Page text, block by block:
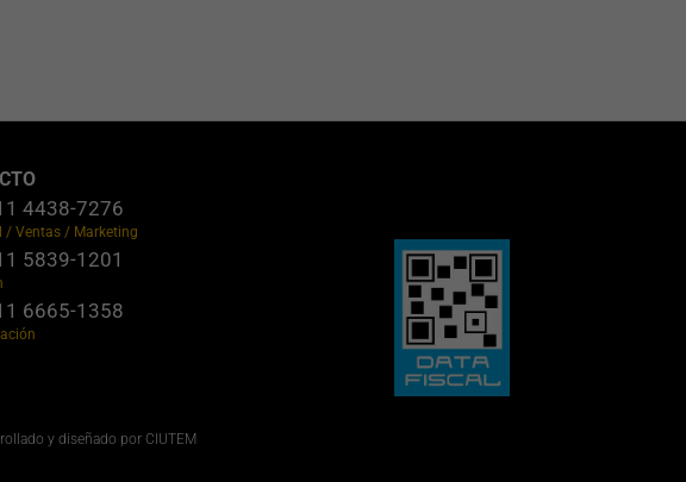
4438-7276
/ Ventas / Marketing
5839-1201
6665-1358
y diseñado por CIUTEM